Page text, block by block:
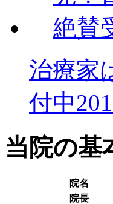
治療家
付中
当院の基
院名
院長